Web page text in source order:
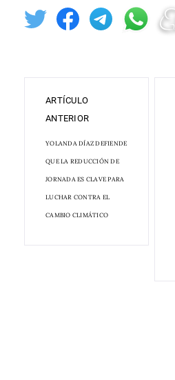
ARTÍCULO
ANTERIOR
YOLANDA DÍAZ DEFIENDE
QUE LA REDUCCIÓN DE
JORNADA ES CLAVE PARA
LUCHAR CONTRA EL
CAMBIO CLIMÁTICO